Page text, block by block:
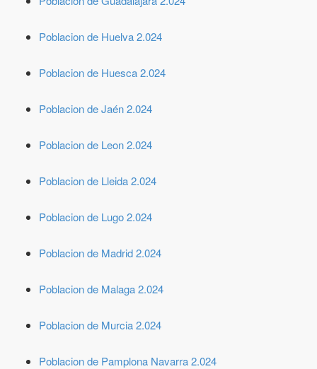
Poblacion de Huelva 2.024
Poblacion de Huesca 2.024
Poblacion de Jaén 2.024
Poblacion de Leon 2.024
Poblacion de Lleida 2.024
Poblacion de Lugo 2.024
Poblacion de Madrid 2.024
Poblacion de Malaga 2.024
Poblacion de Murcia 2.024
Poblacion de Pamplona Navarra 2.024